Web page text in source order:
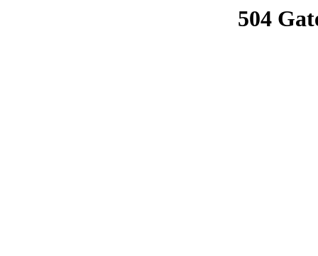
504